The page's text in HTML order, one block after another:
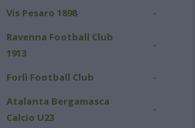
Vis Pesaro 1898 -
Ravenna Football Club
1913
-
Forlì Football Club -
Atalanta Bergamasca
Calcio U23
-